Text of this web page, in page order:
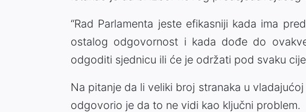
“Rad Parlamenta jeste efikasniji kada ima
ostalog odgovornost i kada dođe do
odgoditi sjednicu ili će je održati pod svaku
Na pitanje da li veliki broj stranaka u
odgovorio je da to ne vidi kao ključni problem.